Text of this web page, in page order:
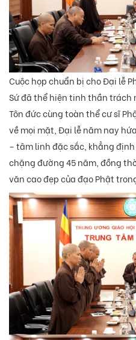
Cuộc họp chuẩn bị cho Đại lễ
Sứ đã thể hiện tinh thần trách
Tôn đức cùng toàn thể cư sĩ
về mọi mặt, Đại lễ năm nay
– tâm linh đặc sắc, khẳng
chặng đường 45 năm, đồng
văn cao đẹp của đạo Phật